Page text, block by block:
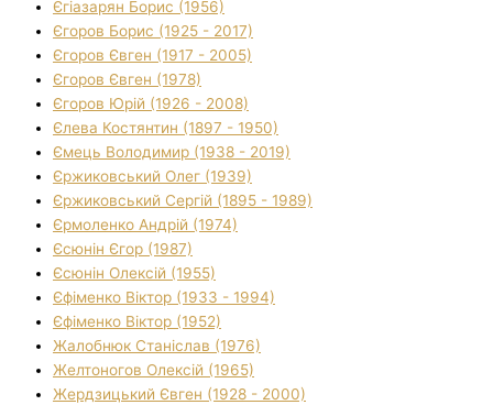
Єгіазарян Борис (1956)
Єгоров Борис (1925 - 2017)
Єгоров Євген (1917 - 2005)
Єгоров Євген (1978)
Єгоров Юрій (1926 - 2008)
Єлева Костянтин (1897 - 1950)
Ємець Володимир (1938 - 2019)
Єржиковський Олег (1939)
Єржиковський Сергій (1895 - 1989)
Єрмоленко Андрій (1974)
Єсюнін Єгор (1987)
Єсюнін Олексій (1955)
Єфіменко Віктор (1933 - 1994)
Єфіменко Віктор (1952)
Жалобнюк Станіслав (1976)
Желтоногов Олексій (1965)
Жердзицький Євген (1928 - 2000)